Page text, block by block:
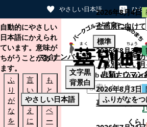
やさしい日本語 ひら
本文へスキップする
自動的にやさしい
日本語にかえられ
ています。意味が
ちがうことがあり
ます。
ふ
り
が
な
を
言
い
替
え
に
も
と
の
ペ
ー
くら
2026年8月4日
企画展に向け
2026年8月3日
「幕別やさい
2026年8月3日
幕別町防災フ
マイナンバーカード（個人番号
忠類ナウマン
標準
文字黒
背景白
やさしい日本語
ふりがなをつ